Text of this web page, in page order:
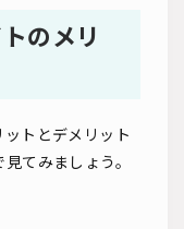
のメリ
トとデメリット
てみましょう。